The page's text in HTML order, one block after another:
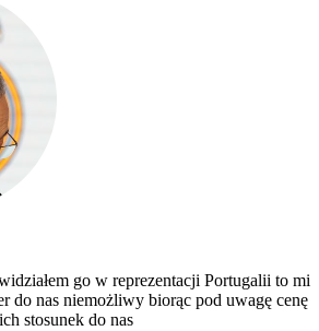
go w reprezentacji Portugalii to mi
do nas niemożliwy biorąc pod uwagę cenę
stosunek do nas